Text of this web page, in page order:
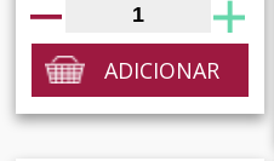
ADICIONAR